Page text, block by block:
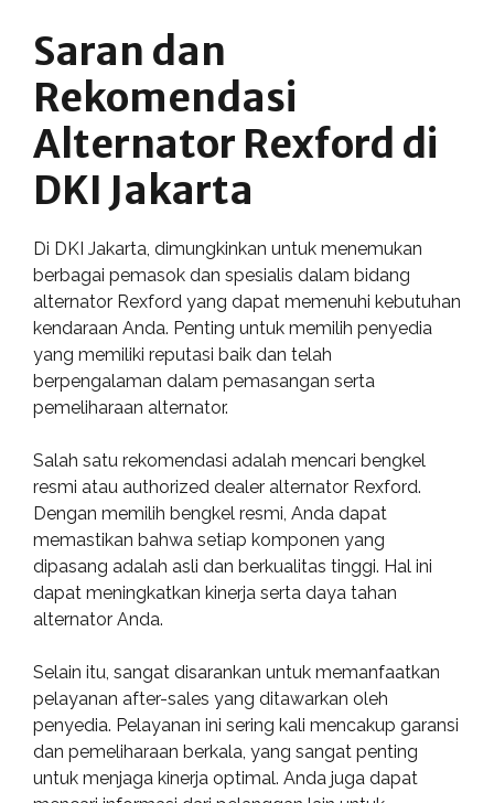
Saran dan
Rekomendasi
Alternator Rexford di
DKI Jakarta
Di DKI Jakarta, dimungkinkan untuk menemukan
berbagai pemasok dan spesialis dalam bidang
alternator Rexford yang dapat memenuhi kebutuhan
kendaraan Anda. Penting untuk memilih penyedia
yang memiliki reputasi baik dan telah
berpengalaman dalam pemasangan serta
pemeliharaan alternator.
Salah satu rekomendasi adalah mencari bengkel
resmi atau authorized dealer alternator Rexford.
Dengan memilih bengkel resmi, Anda dapat
memastikan bahwa setiap komponen yang
dipasang adalah asli dan berkualitas tinggi. Hal ini
dapat meningkatkan kinerja serta daya tahan
alternator Anda.
Selain itu, sangat disarankan untuk memanfaatkan
pelayanan after-sales yang ditawarkan oleh
penyedia. Pelayanan ini sering kali mencakup garansi
dan pemeliharaan berkala, yang sangat penting
untuk menjaga kinerja optimal. Anda juga dapat